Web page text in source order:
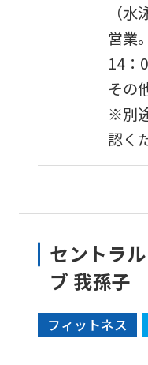
（
営業
14：
その
※別
認く
セントラ
ブ 我孫子
フィットネス